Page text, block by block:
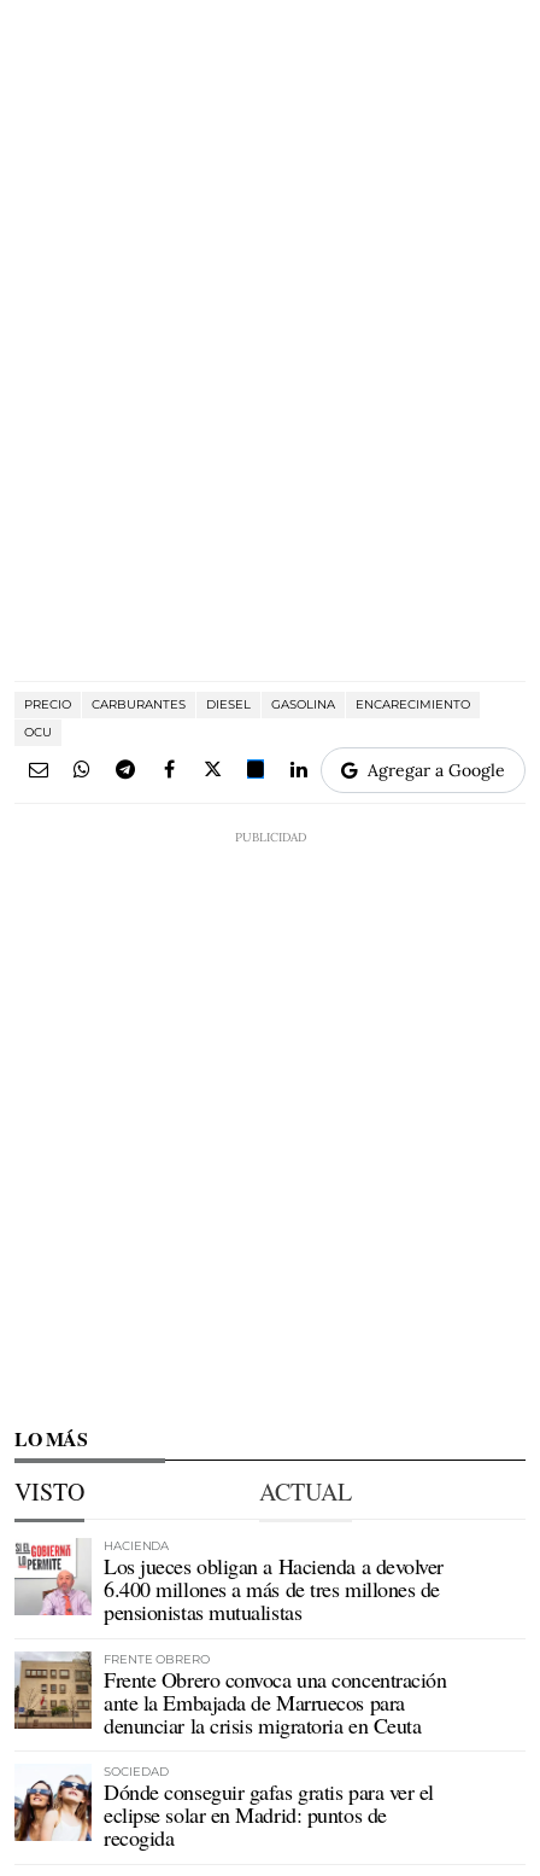
PRECIO CARBURANTES DIESEL GASOLINA
ENCARECIMIENTO
OCU
Agregar a Google
LO MÁS
VISTO ACTUAL
HACIENDA
Los jueces obligan a Hacienda a devolver
6.400 millones a más de tres millones de
pensionistas mutualistas
FRENTE OBRERO
Frente Obrero convoca una concentración
ante la Embajada de Marruecos para
denunciar la crisis migratoria en Ceuta
SOCIEDAD
Dónde conseguir gafas gratis para ver el
eclipse solar en Madrid: puntos de
recogida